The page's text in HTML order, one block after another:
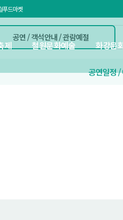
푸드마켓
제 철원문화예술 화강문
공연 / 객석안내 / 관람예절
공연일정 /